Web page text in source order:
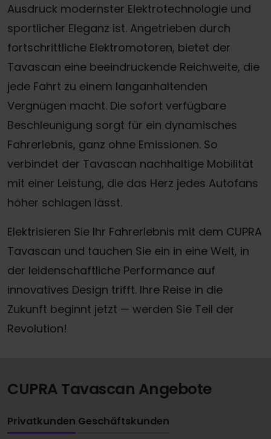
Ausdruck modernster Elektrotechnologie und
sportlicher Eleganz ist. Angetrieben durch
fortschrittliche Elektromotoren, bietet der
Tavascan eine beeindruckende Reichweite, die
jede Fahrt zu einem langanhaltenden
Vergnügen macht. Die sofort verfügbare
Beschleunigung sorgt für ein dynamisches
Fahrerlebnis, ganz ohne Emissionen. So
verbindet der Tavascan nachhaltige Mobilität
mit einer Leistung, die das Herz jedes Autofans
höher schlagen lässt.
Elektrisieren Sie Ihr Fahrerlebnis mit dem CUPRA
Tavascan und tauchen Sie ein in eine Welt, in
der leidenschaftliche Performance auf
innovatives Design trifft. Ihre Reise in die
Zukunft beginnt jetzt — werden Sie Teil der
Revolution!
CUPRA Tavascan Angebote
Privatkunden Geschäftskunden